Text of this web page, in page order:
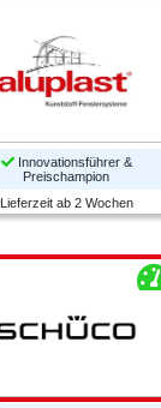
Innovationsführer &
Preischampion
Lieferzeit ab 2 Wochen